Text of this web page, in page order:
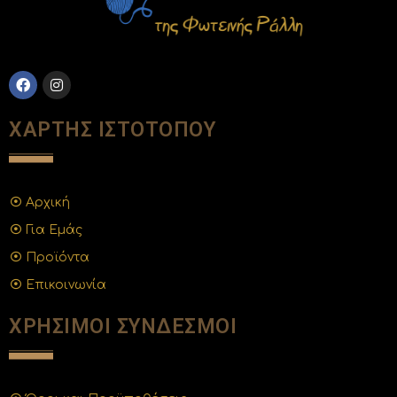
ΧΑΡΤΗΣ ΙΣΤΟΤΟΠΟΥ
Αρχική
Για Εμάς
Προϊόντα
Επικοινωνία
ΧΡΗΣΙΜΟΙ ΣΥΝΔΕΣΜΟΙ